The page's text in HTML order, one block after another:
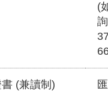
(
(兼讀制)